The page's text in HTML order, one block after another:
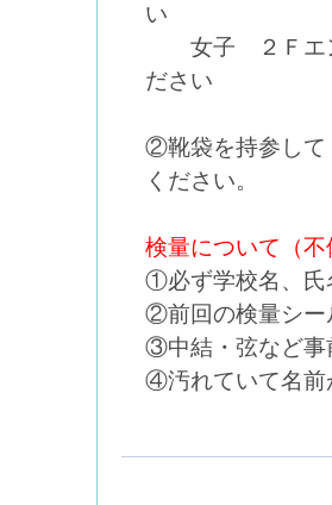
い
女子 ２Ｆエン
ださい
②靴袋を持参して
ください。
検量について（
①必ず学校名、氏
②前回の検量シー
③中結・弦など事
④汚れていて名前